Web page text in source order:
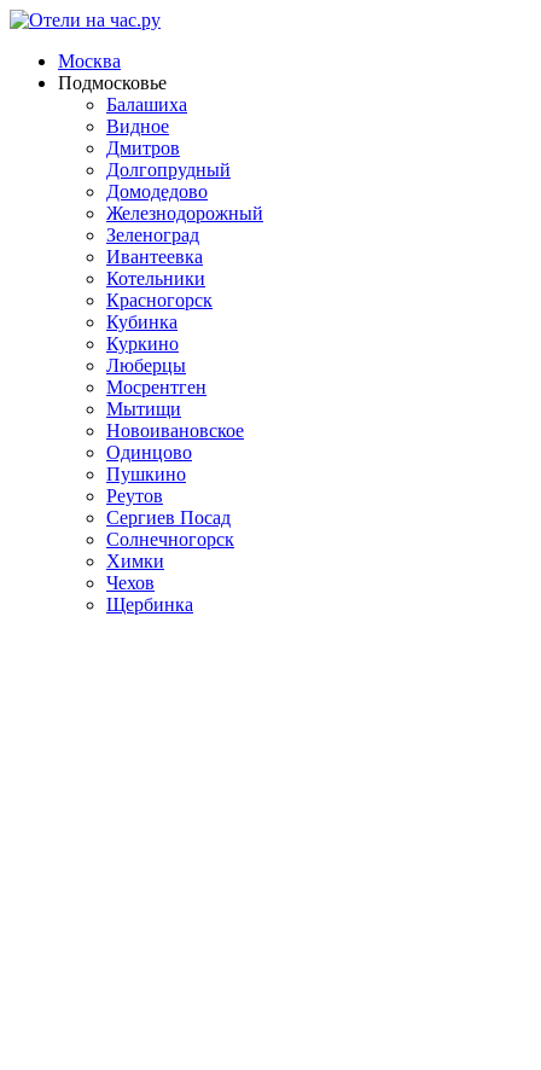
Москва
Подмосковье
Балашиха
Видное
Дмитров
Долгопрудный
Домодедово
Железнодорожный
Зеленоград
Ивантеевка
Котельники
Красногорск
Кубинка
Куркино
Люберцы
Мосрентген
Мытищи
Новоивановское
Одинцово
Пушкино
Реутов
Сергиев Посад
Солнечногорск
Химки
Чехов
Щербинка